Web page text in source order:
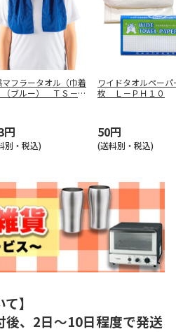
フラータオル（巾着
（ブルー） ＴＳ－１
円
別・税込)
ワイドタオルペーパ
枚 Ｌ－ＰＨ１０
50円
(送料別・税込)
】
、2日～10日程度で発送